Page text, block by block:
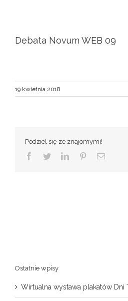
Debata Novum WEB 09
19 kwietnia 2018
Podziel się ze znajomymi!
Facebook
TwitterLinkedInPinterestEmail
Ostatnie wpisy
Wirtualna wystawa plakatów Dni